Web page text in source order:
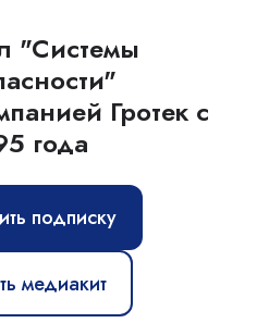
"Системы
Гротек с
года
подписку
медиакит